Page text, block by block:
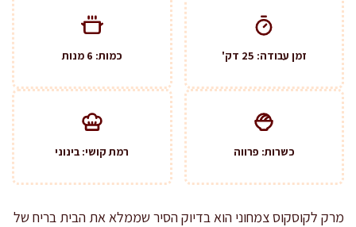
זמן עבודה: 25 דק' כמות: 6 מנות
כשרות: פרווה רמת קושי: בינוני
מרק לקוסקוס צמחוני הוא בדיוק הסיר שממלא את הבית בריח של